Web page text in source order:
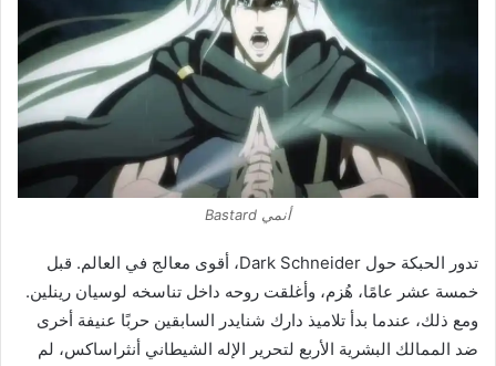
أنمي Bastard
تدور الحبكة حول Dark Schneider، أقوى معالج في العالم. قبل
خمسة عشر عامًا، هُزم، وأغلقت روحه داخل تناسخه لوسيان رينلين.
ومع ذلك، عندما بدأ تلاميذ دارك شنايدر السابقين حربًا عنيفة أخرى
ضد الممالك البشرية الأربع لتحرير الإله الشيطاني أنثراساكس، لم